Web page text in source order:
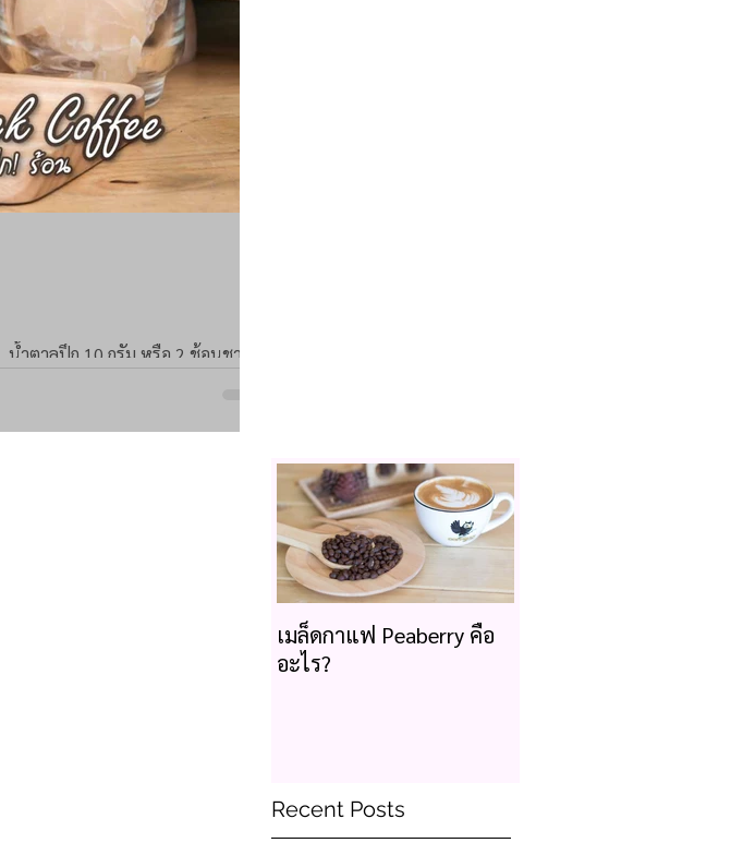
ระกอบ 1. น้ำกาแฟ 1 shot หรือ 30 ml. 2. น้ำร้อน 100 ml. 3. น้ำตาลปึก 10 กรัม หรือ 2 ช้อนชา
เมล็ดกาแฟ Peaberry คือ
อะไร?
Recent Posts